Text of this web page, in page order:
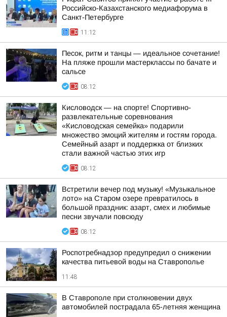
Российско-Казахстанского медиафорума в
Санкт-Петербурге
11:12
Песок, ритм и танцы — идеальное сочетание!
На пляже прошли мастерклассы по бачате и
сальсе
08:12
Кисловодск — на спорте! Спортивно-
развлекательные соревнования
«Кисловодская семейка» подарили
множество эмоций жителям и гостям города.
Семейный азарт и поддержка от близких
стали важной частью этих игр
08:12
Встретили вечер под музыку! «Музыкальное
лото» на Старом озере превратилось в
большой праздник: азарт, смех и любимые
песни звучали повсюду
08:12
Роспотребнадзор предупредил о снижении
качества питьевой воды на Ставрополье
11:48
В Ставрополе при столкновении двух
автомобилей пострадала 65-летняя женщина